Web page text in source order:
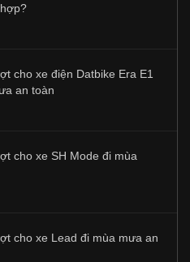
cho xe điện Datbike Era E1
an toàn
cho xe SH Mode đi mùa
cho xe Lead đi mùa mưa an